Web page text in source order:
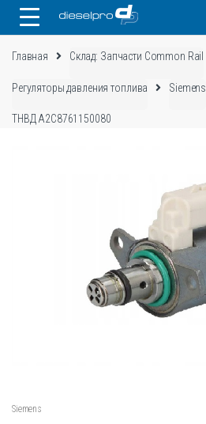
Главная Склад: Запчасти Common Rail
Регуляторы давления топлива Siemens
ТНВД A2C8761150080
Siemens